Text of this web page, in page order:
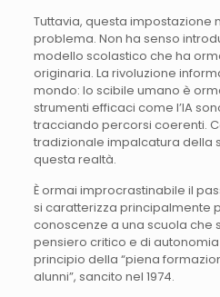
Tuttavia, questa impostazione
problema. Non ha senso
modello scolastico che ha
originaria. La rivoluzione
mondo: lo scibile umano è
strumenti efficaci come l’IA
tracciando percorsi coerenti.
tradizionale impalcatura della
questa realtà.
È ormai improcrastinabile il
si caratterizza principalmente
conoscenze a una scuola che
pensiero critico e di
principio della “piena
alunni”, sancito nel 1974.